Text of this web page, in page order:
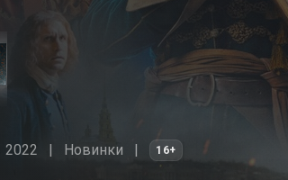
2022 Новинки 16+